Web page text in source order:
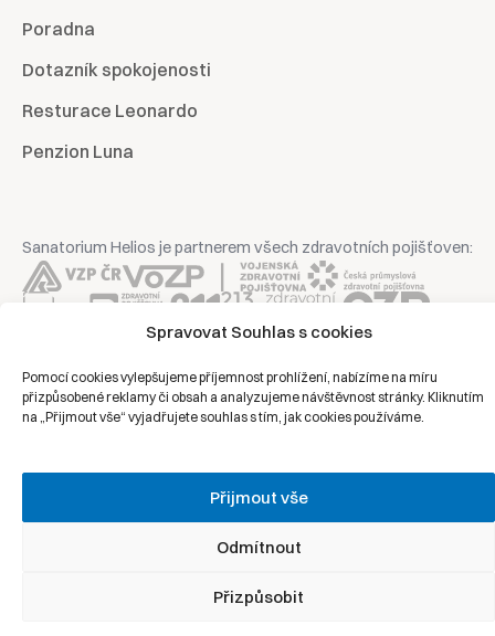
Spravovat Souhlas s cookies
Pomocí cookies vylepšujeme příjemnost prohlížení, nabízíme na míru
přizpůsobené reklamy či obsah a analyzujeme návštěvnost stránky. Kliknutím
na „Přijmout vše“ vyjadřujete souhlas s tím, jak cookies používáme.
Přijmout vše
Odmítnout
Přizpůsobit
Poradna
Dotazník spokojenosti
Resturace Leonardo
Penzion Luna
Sanatorium Helios je partnerem všech zdravotních pojišťoven:
Ochrana osobních údajů
Právní prohlášení